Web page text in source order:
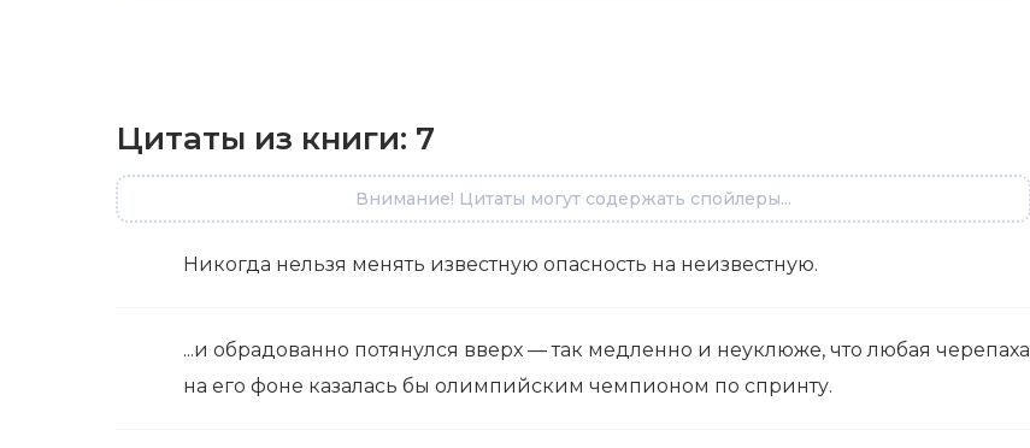
Цитаты из книги: 7
Внимание! Цитаты могут содержать спойлеры...
Никогда нельзя менять известную опасность на неизвестную.
...и обрадованно потянулся вверх — так медленно и неуклюже, что любая черепаха
на его фоне казалась бы олимпийским чемпионом по спринту.